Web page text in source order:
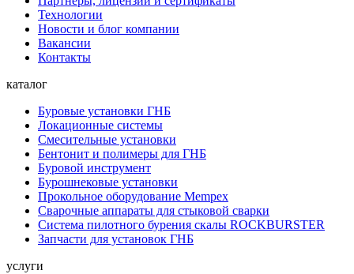
Технологии
Новости и блог компании
Вакансии
Контакты
каталог
Буровые установки ГНБ
Локационные системы
Смесительные установки
Бентонит и полимеры для ГНБ
Буровой инструмент
Бурошнековые установки
Прокольное оборудование Mempex
Сварочные аппараты для стыковой сварки
Система пилотного бурения скалы ROCKBURSTER
Запчасти для установок ГНБ
услуги